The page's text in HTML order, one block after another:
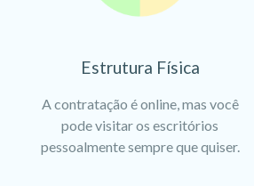
Estrutura Física
A contratação é online, mas você
pode visitar os escritórios
pessoalmente sempre que quiser.